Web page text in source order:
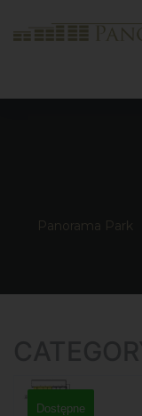
Panorama Park
Dostępne